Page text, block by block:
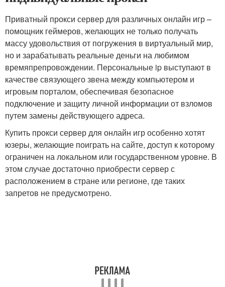
Приватный прокси сервер для различных онлайн игр –
помощник геймеров, желающих не только получать
массу удовольствия от погружения в виртуальный мир,
но и зарабатывать реальные деньги на любимом
времяпрепровождении. Персональные ip выступают в
качестве связующего звена между компьютером и
игровым порталом, обеспечивая безопасное
подключение и защиту личной информации от взломов
путем замены действующего адреса.
Купить прокси сервер для онлайн игр особенно хотят
юзеры, желающие поиграть на сайте, доступ к которому
ограничен на локальном или государственном уровне. В
этом случае достаточно приобрести сервер с
расположением в стране или регионе, где таких
запретов не предусмотрено.